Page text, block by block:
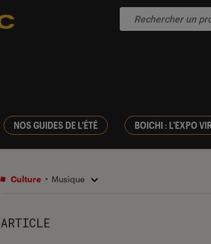
NOS GUIDES DE L'ÉTÉ BOICHI : L'EXPO
Culture Musique
ARTICLE